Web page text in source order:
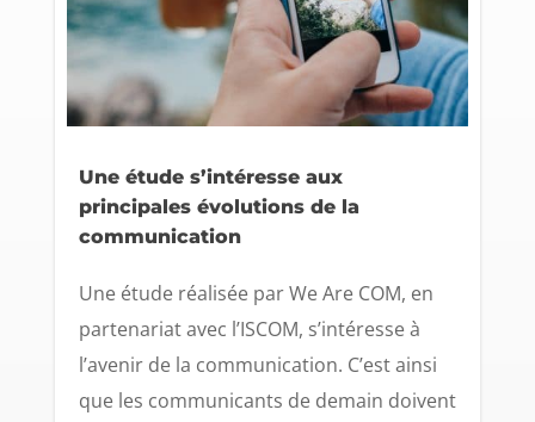
Une étude s’intéresse aux
principales évolutions de la
communication
Une étude réalisée par We Are COM, en
partenariat avec l’ISCOM, s’intéresse à
l’avenir de la communication. C’est ainsi
que les communicants de demain doivent